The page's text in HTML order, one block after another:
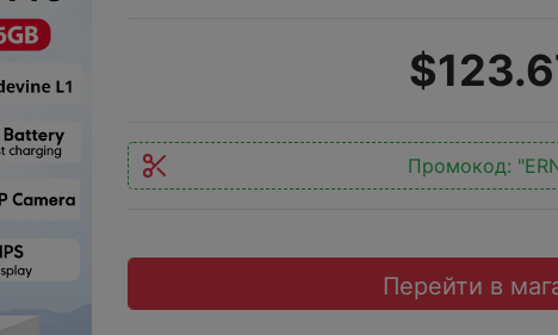
Промокод:
Перейти в